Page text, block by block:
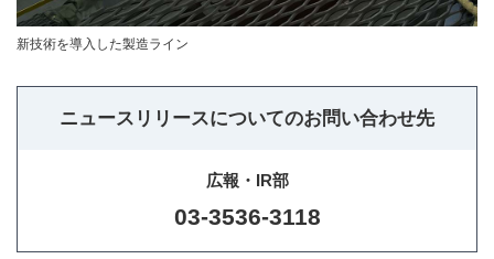
新技術を導入した製造ライン
ニュースリリースについてのお問い合わせ先
広報・IR部
03-3536-3118